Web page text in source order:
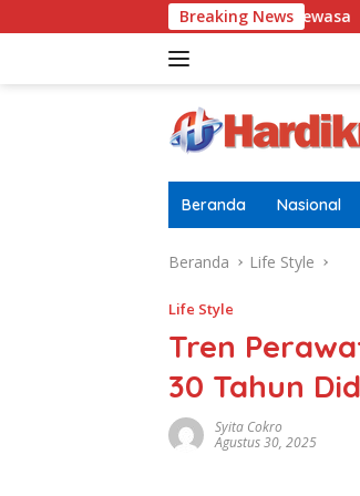
ke
Breaking News
Kafein Sebagai Pria Dewasa Letkol
Beranda Nasional
Beranda Life Style
Life Style
Tren
30 Tahun
Syita Cokro
Agustus 30, 2025